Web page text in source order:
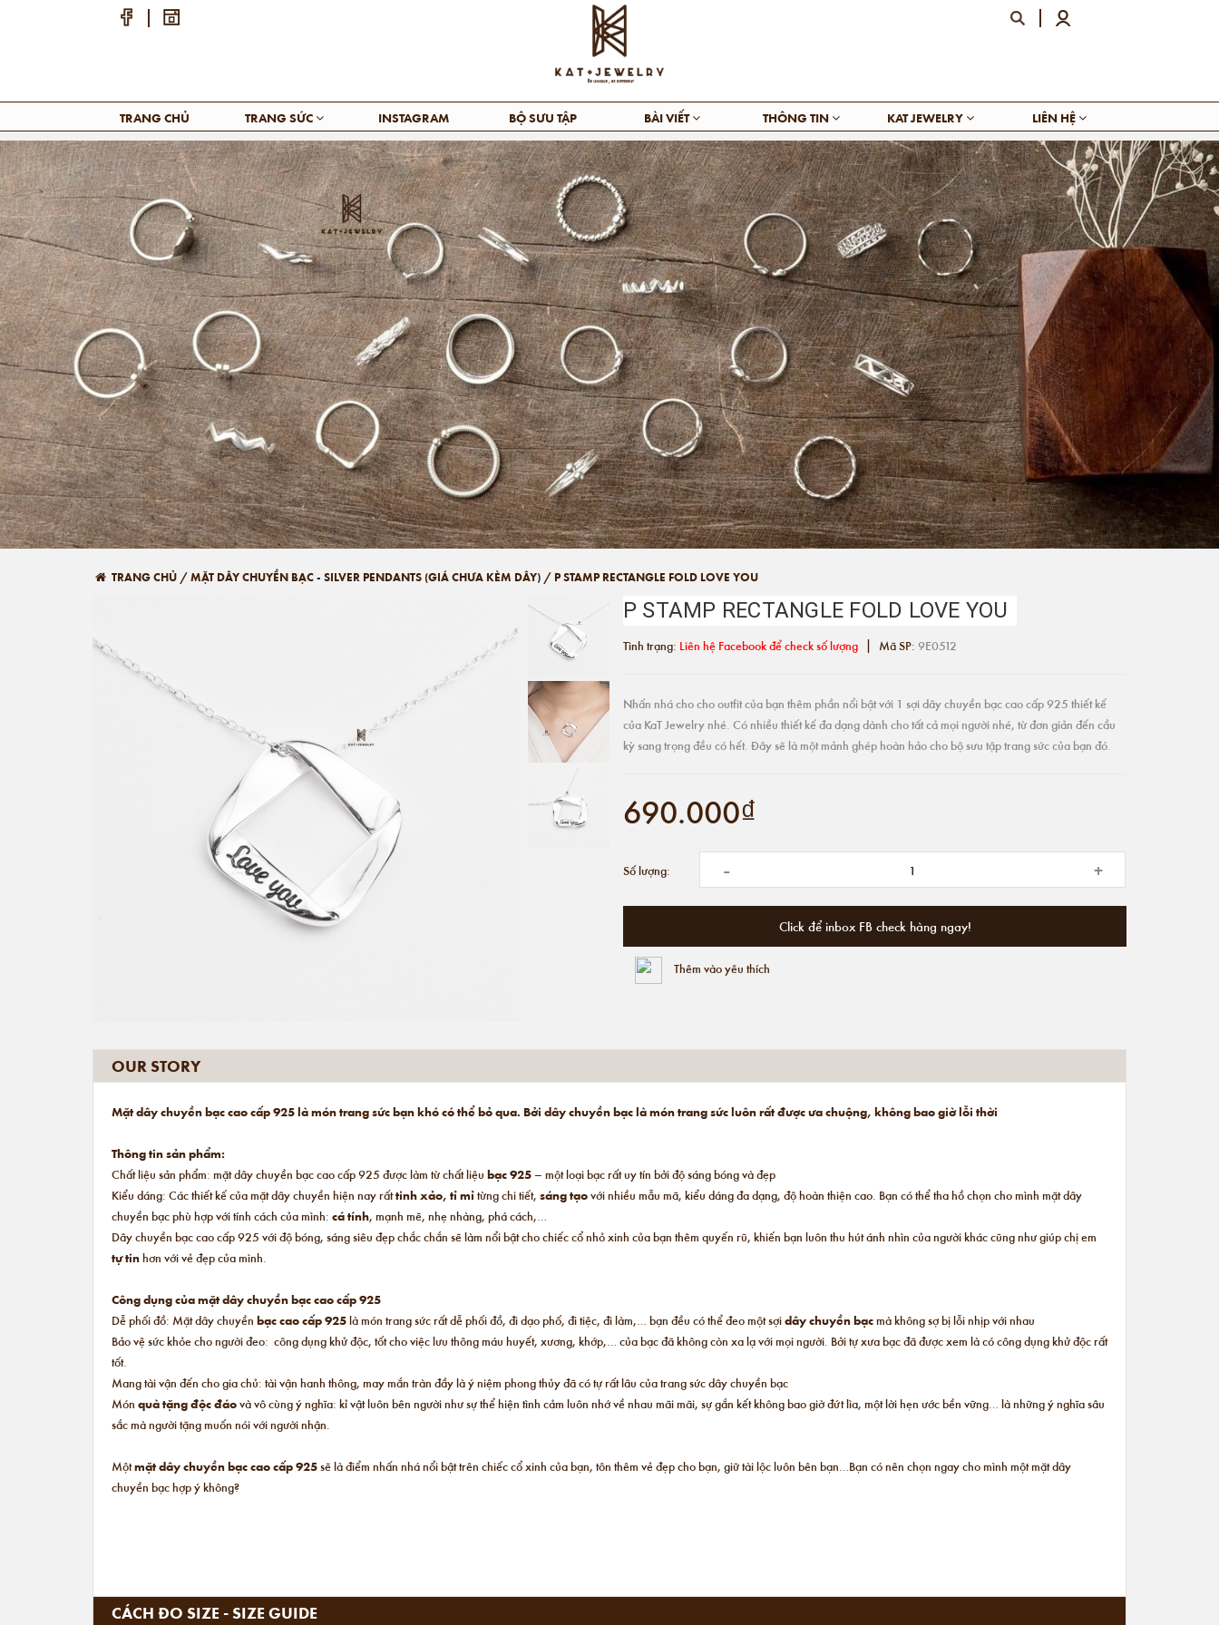
TRANG CHỦ TRANG SỨC INSTAGRAM BỘ SƯU TẬP BÀI VIẾT THÔNG TIN KAT JEWELRY LIÊN HỆ
TRANG CHỦ /MẶT DÂY CHUYỀN BẠC - SILVER PENDANTS (GIÁ CHƯA KÈM DÂY) / P STAMP RECTANGLE FOLD LOVE YOU
P STAMP RECTANGLE FOLD LOVE YOU
Tình trạng: Liên hệ Facebook để check số lượng | Mã SP: 9E0512
Nhấn nhá cho cho outfit của bạn thêm phần nổi bật với 1 sợi dây chuyền bạc cao cấp 925 thiết kế
của KaT Jewelry nhé. Có nhiều thiết kế đa dạng dành cho tất cả mọi người nhé, từ đơn giản đến cầu
kỳ sang trọng đều có hết. Đây sẽ là một mảnh ghép hoàn hảo cho bộ sưu tập trang sức của bạn đó.
690.000₫
Số lượng: - +
Click để inbox FB check hàng ngay!
Thêm vào yêu thích
OUR STORY
Mặt dây chuyền bạc cao cấp 925 là món trang sức bạn khó có thể bỏ qua. Bởi dây chuyền bạc là món trang sức luôn rất được ưa chuộng, không bao giờ lỗi thời
Thông tin sản phẩm:
Chất liệu sản phẩm: mặt dây chuyền bạc cao cấp 925 được làm từ chất liệubạc 925– một loại bạc rất uy tín bởi độ sáng bóng và đẹp
Kiểu dáng: Các thiết kế của mặt dây chuyền hiện nay rấttinh xảo, tỉ mỉtừng chi tiết,sáng tạovới nhiều mẫu mã, kiểu dáng đa dạng, độ hoàn thiện cao. Bạn có thể tha hồ chọn cho mình mặt dây
chuyền bạc phù hợp với tính cách của mình:cá tính, mạnh mẽ, nhẹ nhàng, phá cách,…
Dây chuyền bạc cao cấp 925 với độ bóng, sáng siêu đẹp chắc chắn sẽ làm nổi bật cho chiếc cổ nhỏ xinh của bạn thêm quyến rũ, khiến bạn luôn thu hút ánh nhìn của người khác cũng như giúp chị em
tự tinhơn với vẻ đẹp của mình.
Công dụng của mặt dây chuyền bạc cao cấp 925
Dễ phối đồ: Mặt dây chuyềnbạc cao cấp 925là món trang sức rất dễ phối đồ, đi dạo phố, đi tiệc, đi làm,… bạn đều có thể đeo một sợidây chuyền bạcmà không sợ bị lỗi nhịp với nhau
Bảo vệ sức khỏe cho người đeo: công dụng khử độc, tốt cho việc lưu thông máu huyết, xương, khớp,… của bạc đã không còn xa lạ với mọi người. Bởi tự xưa bạc đã được xem là có công dụng khử độc rất
tốt.
Mang tài vận đến cho gia chủ: tài vận hanh thông, may mắn tràn đầy là ý niệm phong thủy đã có tự rất lâu của trang sức dây chuyền bạc
Mónquà tặng độc đáovà vô cùng ý nghĩa: kỉ vật luôn bên người như sự thể hiện tình cảm luôn nhớ về nhau mãi mãi, sự gắn kết không bao giờ đứt lìa, một lời hẹn ước bền vững… là những ý nghĩa sâu
sắc mà người tặng muốn nói với người nhận.
Mộtmặt dây chuyền bạc cao cấp 925sẽ là điểm nhấn nhá nổi bật trên chiếc cổ xinh của bạn, tôn thêm vẻ đẹp cho bạn, giữ tài lộc luôn bên bạn…Bạn có nên chọn ngay cho mình một mặt dây
chuyền bạc hợp ý không?
CÁCH ĐO SIZE - SIZE GUIDE